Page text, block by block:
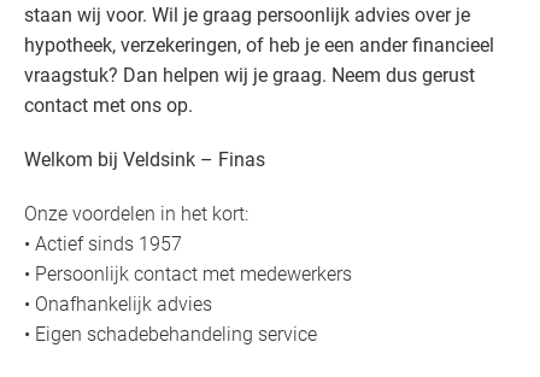
staan wij voor. Wil je graag persoonlijk advies over je
hypotheek, verzekeringen, of heb je een ander financieel
vraagstuk? Dan helpen wij je graag. Neem dus gerust
contact met ons op.
Welkom bij Veldsink – Finas
Onze voordelen in het kort:
• Actief sinds 1957
• Persoonlijk contact met medewerkers
• Onafhankelijk advies
• Eigen schadebehandeling service